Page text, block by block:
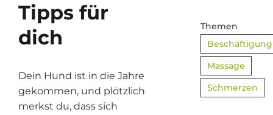
Tipps für
dich
Dein Hund ist in die Jahre
gekommen, und plötzlich
merkst du, dass sich
Themen
Beschäftigung
Massage
Schmerzen